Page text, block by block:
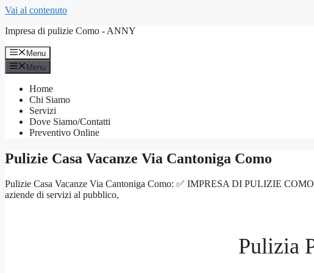
Vai al contenuto
Impresa di pulizie Como - ANNY
Menu
Menu
Home
Chi Siamo
Servizi
Dove Siamo/Contatti
Preventivo Online
Pulizie Casa Vacanze Via Cantoniga Como
Pulizie Casa Vacanze Via Cantoniga Como: ✅ IMPRESA DI PULIZIE
aziende di servizi al pubblico,
Pulizia